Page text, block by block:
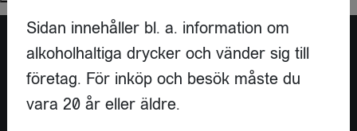
Är du leverantör?
Sidan innehåller bl. a. information om
alkoholhaltiga drycker och vänder sig till
företag. För inköp och besök måste du
vara 20 år eller äldre.